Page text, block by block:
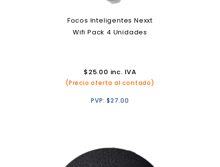
Focos Inteligentes Nexxt
Wifi Pack 4 Unidades
$25.00 inc. IVA
(Precio oferta al contado)
PVP:$27.00